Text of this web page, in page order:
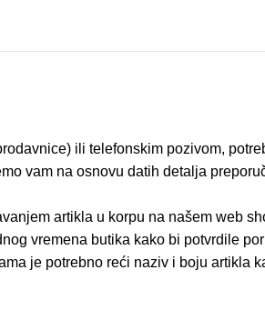
ili telefonskim pozivom,
vam na osnovu datih detalja
artikla u korpu na našem web
vremena butika kako bi potvrdile
je potrebno reći naziv i boju